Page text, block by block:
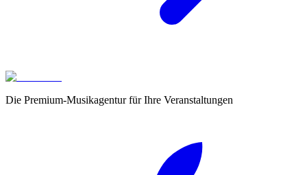
Die Premium-Musikagentur für Ihre Veranstaltungen